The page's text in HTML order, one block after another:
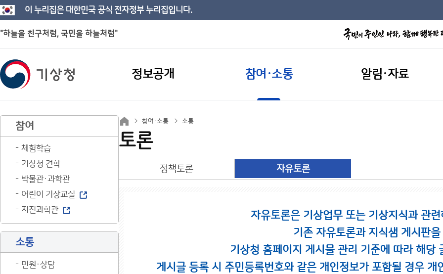
이 누리집은 대한민국 공식 전자정부 누리집입니다.
"하늘을 친구처럼, 국민을 하늘처럼"
정보공개 참여·소통 알림·자료
참여
체험학습
기상청 견학
박물관·과학관
어린이 기상교실
지진과학관
소통
민원·상담
참여·소통 소통
토론
정책토론 자유토론
자유토론은 기상업무 또는 기상지식과 관
기존 자유토론과 지식샘 게시판
기상청 홈페이지 게시물 관리 기준에 따라 해당
게시글 등록 시 주민등록번호와 같은 개인정보가 포함될 경우